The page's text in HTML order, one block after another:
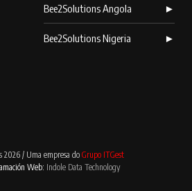
Bee2Solutions Angola ►
Bee2Solutions Nigeria ►
2026 / Uma empresa do Grupo ITGest
Web: Indole Data Technology